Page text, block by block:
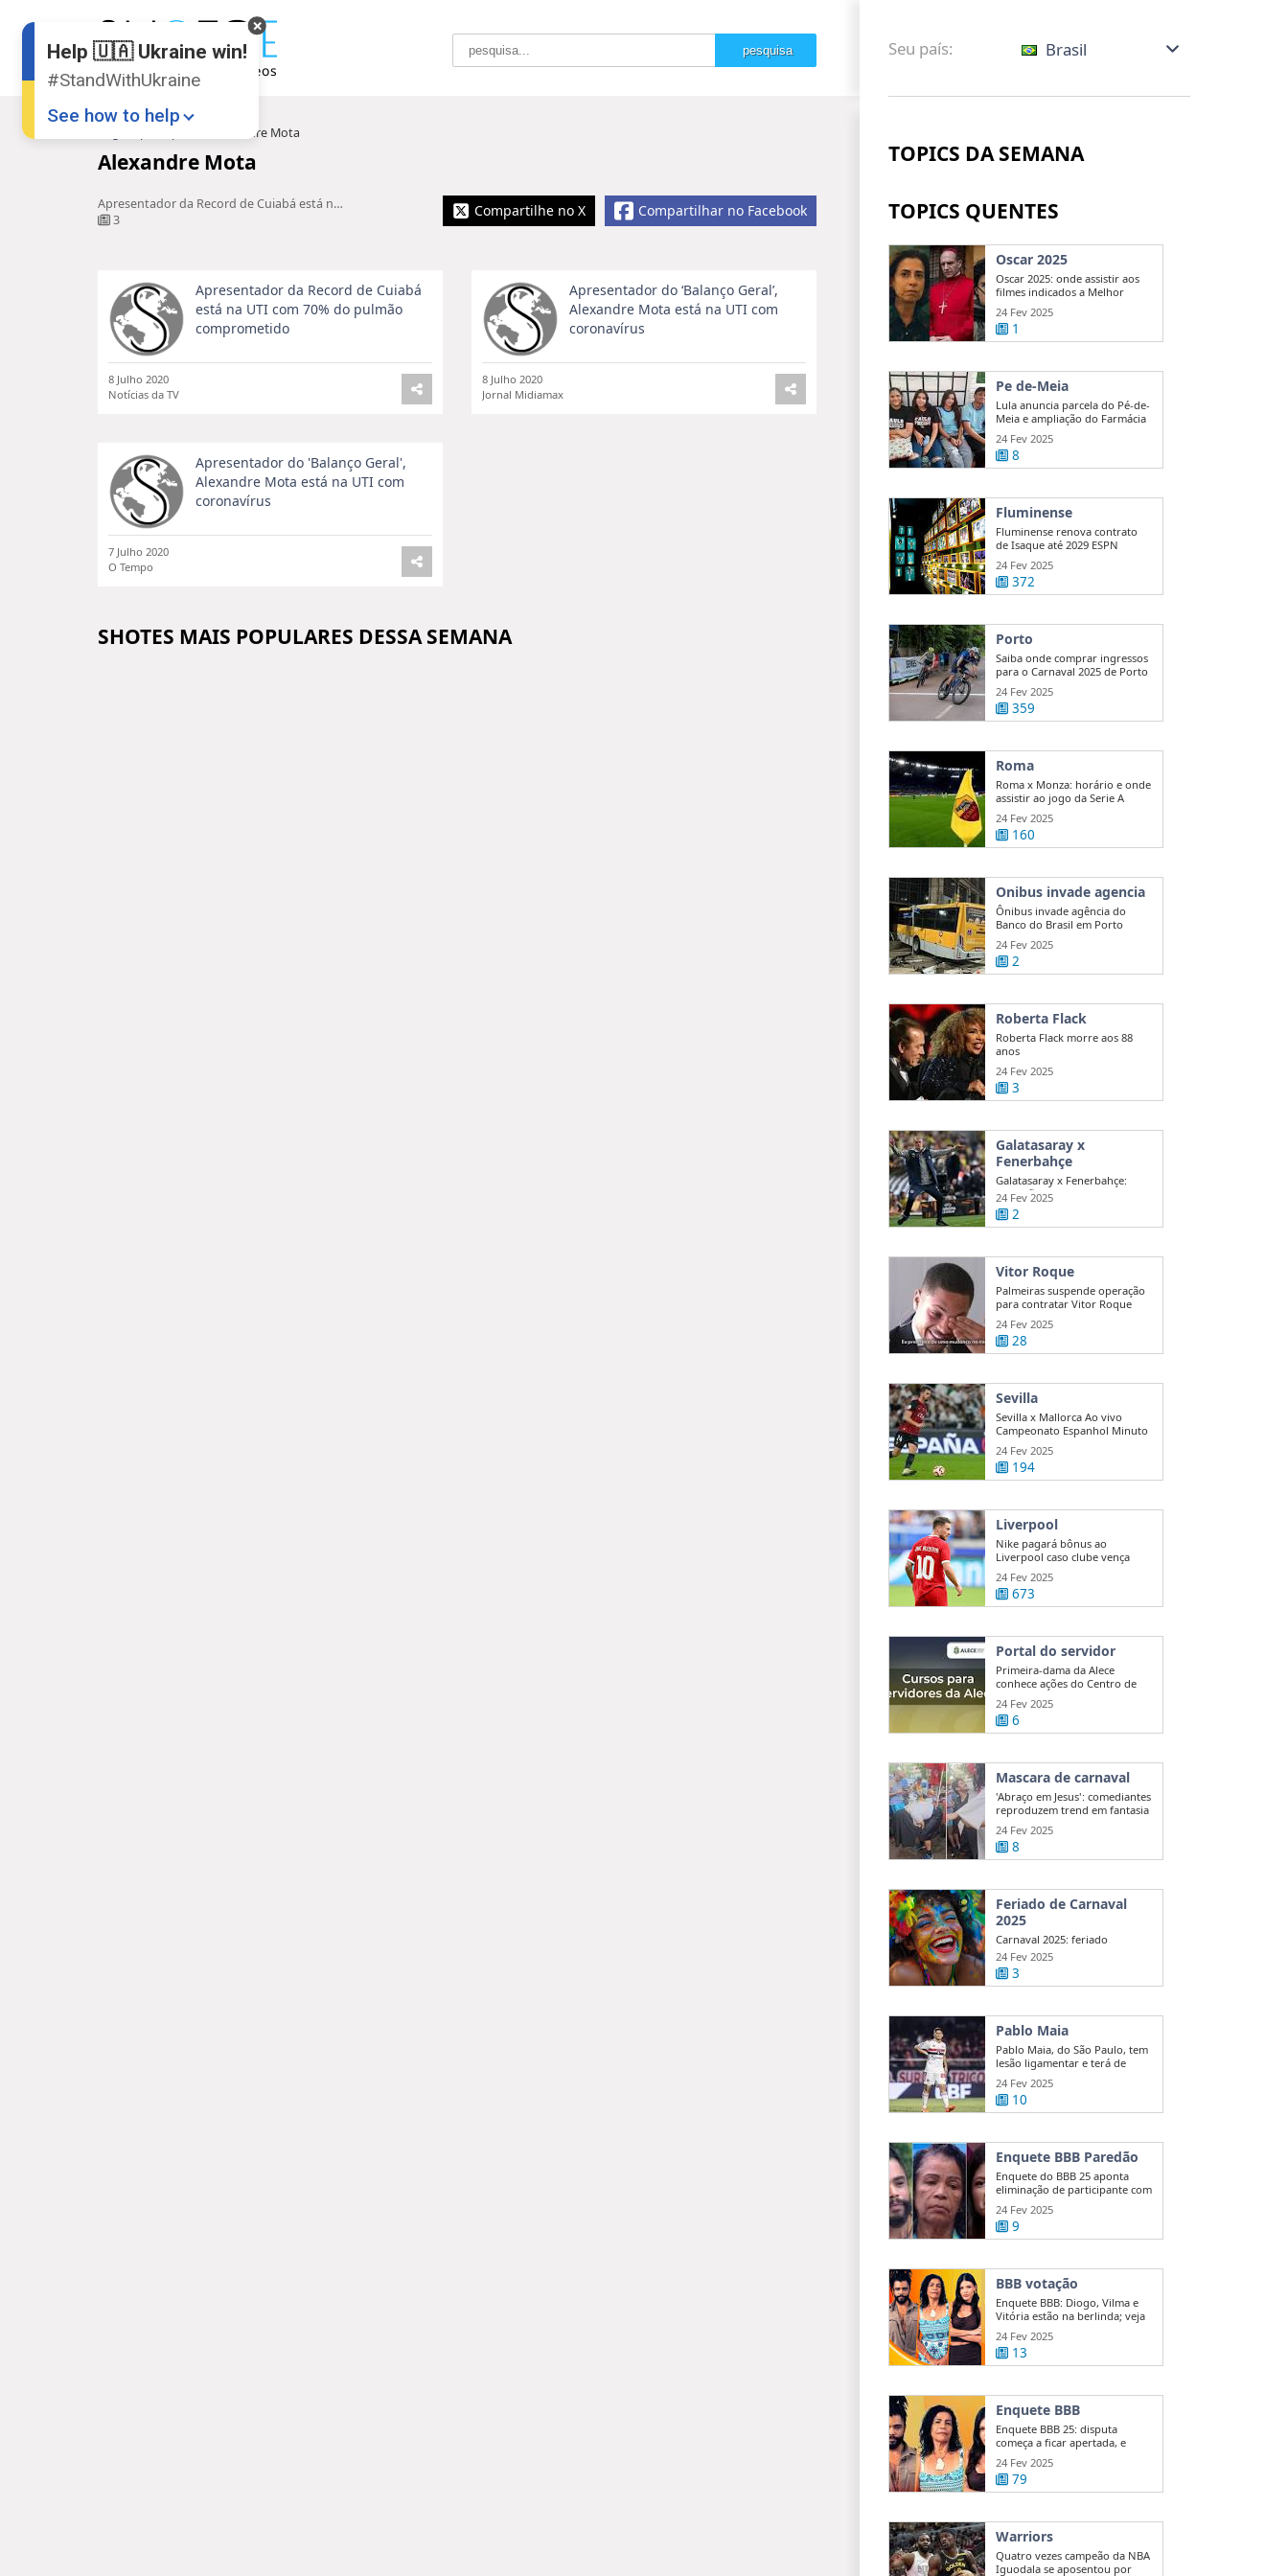
Seu país: Brasil
Alexandre Mota
Alexandre Mota
Apresentador da Record de Cuiabá está na UTI com 70% do pulmão comprometido
3
Compartilhar no Facebook
Compartilhe no X
Apresentador da Record de Cuiabá
está na UTI com 70% do pulmão
comprometido
8 Julho 2020
Notícias da TV
Apresentador do ‘Balanço Geral’,
Alexandre Mota está na UTI com
coronavírus
8 Julho 2020
Jornal Midiamax
Apresentador do 'Balanço Geral',
Alexandre Mota está na UTI com
coronavírus
7 Julho 2020
O Tempo
SHOTES MAIS POPULARES DESSA SEMANA
TOPICS DA SEMANA
TOPICS QUENTES
Oscar 2025
Oscar 2025: onde assistir aos
filmes indicados a Melhor
Direção?
24 Fev 2025
1
Pe de-Meia
Lula anuncia parcela do Pé-de-
Meia e ampliação do Farmácia
...24 Fev 2025
8
Fluminense
Fluminense renova contrato
de Isaque até 2029 ESPN
24 Fev 2025
372
Porto
Saiba onde comprar ingressos
para o Carnaval 2025 de Porto
...24 Fev 2025
359
Roma
Roma x Monza: horário e onde
assistir ao jogo da Serie A
24 Fev 2025
160
Onibus invade agencia
Ônibus invade agência do
Banco do Brasil em Porto
Alegre
24 Fev 2025
2
Roberta Flack
Roberta Flack morre aos 88
anos
24 Fev 2025
3
Galatasaray x
Fenerbahçe
Galatasaray x Fenerbahçe:
acusações de Mourinho agitam
dérbi
24 Fev 2025
2
Vitor Roque
Palmeiras suspende operação
para contratar Vitor Roque
24 Fev 2025
28
Sevilla
Sevilla x Mallorca Ao vivo
Campeonato Espanhol Minuto
a ...
24 Fev 2025
194
Liverpool
Nike pagará bônus ao
Liverpool caso clube vença
Premier League
24 Fev 2025
673
Portal do servidor
Primeira-dama da Alece
conhece ações do Centro de
Mediação e ...
24 Fev 2025
6
Mascara de carnaval
'Abraço em Jesus': comediantes
reproduzem trend em fantasia
de ...
24 Fev 2025
8
Feriado de Carnaval
2025
Carnaval 2025: feriado
nacional ou ponto facultativo?
Veja quem ...
24 Fev 2025
3
Pablo Maia
Pablo Maia, do São Paulo, tem
lesão ligamentar e terá de
passar ...
24 Fev 2025
10
Enquete BBB Paredão
Enquete do BBB 25 aponta
eliminação de participante com
50 ...
24 Fev 2025
9
BBB votação
Enquete BBB: Diogo, Vilma e
Vitória estão na berlinda; veja
quem ...
24 Fev 2025
13
Enquete BBB
Enquete BBB 25: disputa
começa a ficar apertada, e
diferença entre ...
24 Fev 2025
79
Warriors
Quatro vezes campeão da NBA
Iguodala se aposentou por
Help 🇺🇦 Ukraine win!
#StandWithUkraine
See how to help
💸
Support Ukraine
❤
Share this widget